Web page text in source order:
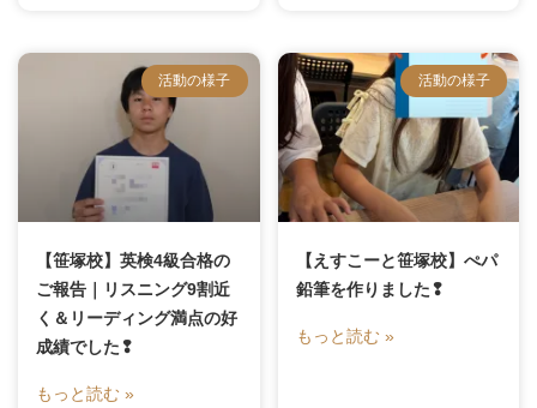
活動の様子
【笹塚校】英検4級合格の
ご報告｜リスニング9割近
く＆リーディング満点の好
成績でした❢
もっと読む »
活動の様子
【えすこーと笹塚校】ぺパ
鉛筆を作りました❢
もっと読む »